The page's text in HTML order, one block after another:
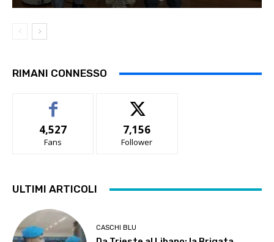
RIMANI CONNESSO
4,527
Fans
7,156
Follower
ULTIMI ARTICOLI
CASCHI BLU